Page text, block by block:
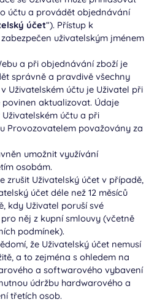
účtu a provádět objednávání
účet“). Přístup k
uživatelským jménem
a při objednávání zboží je
správně a pravdivě všechny
Uživatelském účtu je Uživatel při
aktualizovat. Údaje
účtu a při
Provozovatelem považovány za
umožnit využívání
osobám.
zrušit Uživatelský účet v případě,
účet déle než 12 měsíců
kdy Uživatel poruší své
něj z kupní smlouvy (včetně
podmínek).
že Uživatelský účet nemusí
a to zejména s ohledem na
a softwarového vybavení
údržbu hardwarového a
třetích osob.